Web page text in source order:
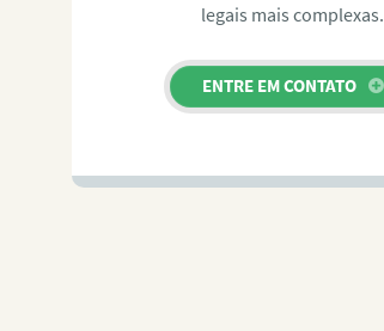
legais mais complexas.
ENTRE EM CONTATO